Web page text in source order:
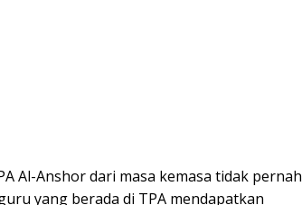
Al-Anshor dari masa kemasa tidak pernah
yang berada di TPA mendapatkan